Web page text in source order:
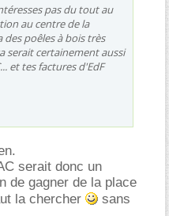
pas du tout au
au centre de la
des poêles à bois très
serait certainement aussi
et tes factures d'EdF
serait donc un
de gagner de la place
la chercher
sans